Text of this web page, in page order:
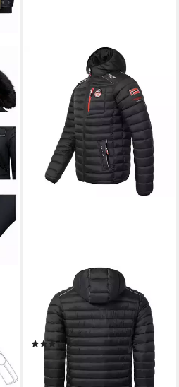
GEOGRAPHICAL NORWAY
Parka warme Designer
Herren Winter Stepp Jacke
Outdoorjacke BRAV
(6)
89,90 € UVP179,90 €
-50%